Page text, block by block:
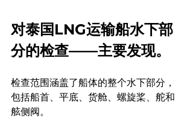
对泰国LNG运输船水下部
分的检查——主要发现。
检查范围涵盖了船体的整个水下部分，
包括船首、平底、货舱、螺旋桨、舵和
舷侧阀。